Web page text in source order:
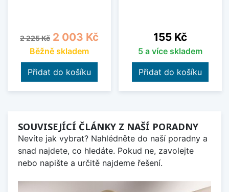
Běžná cena
2 225 Kč Cena
2 003 Kč
Běžně skladem
Přidat do košíku
Cena
155 Kč
5 a více skladem
Přidat do košíku
SOUVISEJÍCÍ ČLÁNKY Z NAŠÍ PORADNY
Nevíte jak vybrat? Nahlédněte do naší poradny a
snad najdete, co hledáte. Pokud ne, zavolejte
nebo napište a určitě najdeme řešení.